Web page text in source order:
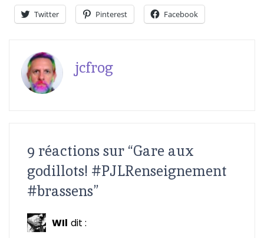
Twitter Pinterest Facebook
jcfrog
9 réactions sur “Gare aux
godillots! #PJLRenseignement
#brassens”
WIl dit :